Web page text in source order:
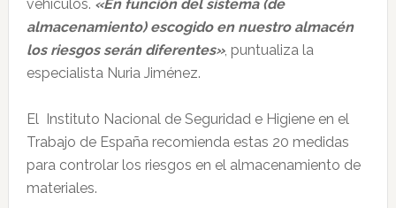
vehículos. «En función del sistema (de
almacenamiento) escogido en nuestro almacén
los riesgos serán diferentes», puntualiza la
especialista Nuria Jiménez.
El Instituto Nacional de Seguridad e Higiene en el
Trabajo de España recomienda estas 20 medidas
para controlar los riesgos en el almacenamiento de
materiales.